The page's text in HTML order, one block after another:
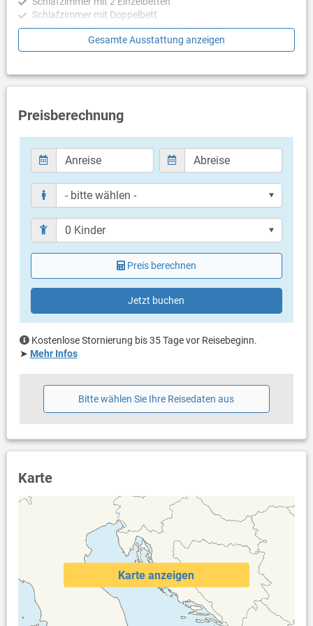
Schlafzimmer mit Doppelbett
Schlafzimmer mit 2 Zustellbetten, Zugang zu
Balkon/Terrasse
Bad mit WC, Dusche
Balkon & Terrasse
Weitere Informationen
Öffentlicher Parkplatz auf sonstigen Parkflächen in ca. 300
Meter Entfernung (kostenlos)
Haustier nicht erlaubt
Klimaanlage im Preis inklusive
Bettwäsche vorhanden
Handtücher vorhanden
Internet per WLAN
Gesamte Ausstattung anzeigen
Preisberechnung
Preis berechnen
Jetzt buchen
Kostenlose Stornierung bis 35 Tage vor Reisebeginn.
➤ Mehr Infos
Bitte wählen Sie Ihre Reisedaten aus
Karte
Karte anzeigen